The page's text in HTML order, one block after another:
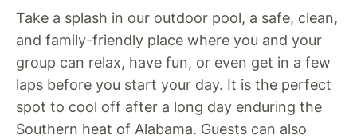
Take a splash in our outdoor pool, a safe, clean,
and family-friendly place where you and your
group can relax, have fun, or even get in a few
laps before you start your day. It is the perfect
spot to cool off after a long day enduring the
Southern heat of Alabama. Guests can also